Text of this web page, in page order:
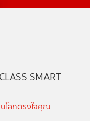
SMART
โลกตรงใจคุณ